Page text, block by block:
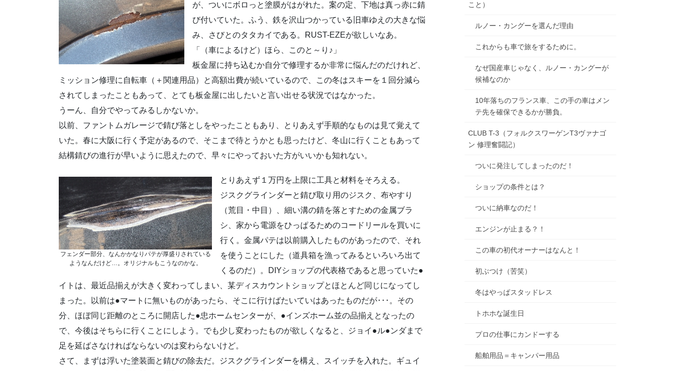
が、ついにボロっと塗膜がはがれた。案の定、下地は真っ赤に錆
び付いていた。ふう、鉄を沢山つかっている旧車ゆえの大きな悩
み、さびとのタタカイである。RUST-EZEが欲しいなあ。
「（車によるけど）ほら、このと～り♪」
板金屋に持ち込むか自分で修理するか非常に悩んだのだけれど、
ミッション修理に自転車（＋関連用品）と高額出費が続いているので、この冬はスキーを１回分減ら
されてしまったこともあって、とても板金屋に出したいと言い出せる状況ではなかった。
うーん、自分でやってみるしかないか。
以前、ファントムガレージで錆び落としをやったこともあり、とりあえず手順的なものは見て覚えて
いた。春に大阪に行く予定があるので、そこまで待とうかとも思ったけど、冬山に行くこともあって
結構錆びの進行が早いように思えたので、早々にやっておいた方がいいかも知れない。
フェンダー部分、なんかかなりパテが厚盛りされている
ようなんだけど…。オリジナルもこうなのかな。
とりあえず１万円を上限に工具と材料をそろえる。
ジスクグラインダーと錆び取り用のジスク、布やすり
（荒目・中目）、細い溝の錆を落とすための金属ブラ
シ、家から電源をひっぱるためのコードリールを買いに
行く。金属パテは以前購入したものがあったので、それ
を使うことにした（道具箱を漁ってみるといろいろ出て
くるのだ）。DIYショップの代表格であると思っていた●
イトは、最近品揃えが大きく変わってしまい、某ディスカウントショップとほとんど同じになってし
まった。以前は●マートに無いものがあったら、そこに行けばたいていはあったものだが･･･。その
分、ほぼ同じ距離のところに開店した●忠ホームセンターが、●インズホーム並の品揃えとなったの
で、今後はそちらに行くことにしよう。でも少し変わったものが欲しくなると、ジョイ●ル●ンダまで
足を延ばさなければならないのは変わらないけど。
さて、まずは浮いた塗装面と錆びの除去だ。ジスクグラインダーを構え、スイッチを入れた。ギュイ
こと）
ルノー・カングーを選んだ理由
これからも車で旅をするために。
なぜ国産車じゃなく、ルノー・カングーが
候補なのか
10年落ちのフランス車、この手の車はメン
テ先を確保できるかが勝負。
CLUB T-3（フォルクスワーゲンT3ヴァナゴ
ン 修理奮闘記）
ついに発注してしまったのだ！
ショップの条件とは？
ついに納車なのだ！
エンジンが止まる？！
この車の初代オーナーはなんと！
初ぶつけ（苦笑）
冬はやっぱスタッドレス
トホホな誕生日
プロの仕事にカンドーする
船舶用品＝キャンパー用品